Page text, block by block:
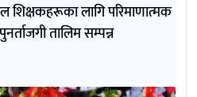
शिक्षकहरूका लागि परिमाणात्मक
तालिम सम्पन्न